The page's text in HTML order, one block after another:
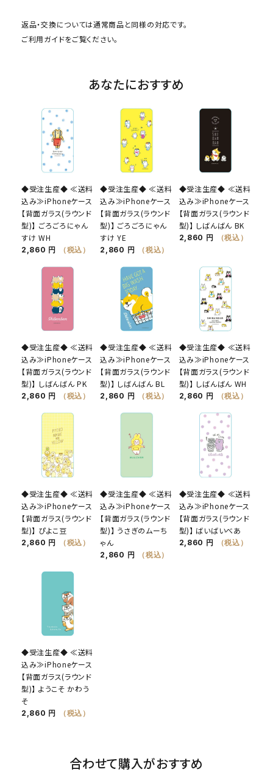
返品・交換については通常商品と同様の対応です。
ご利用ガイドをご覧ください。
あなたにおすすめ
◆受注生産◆ ≪送料
込み≫iPhoneケース
【背面ガラス(ラウンド
型)】 ごろごろにゃん
すけ WH
2,860 円 （税込）
◆受注生産◆ ≪送料
込み≫iPhoneケース
【背面ガラス(ラウンド
型)】 ごろごろにゃん
すけ YE
2,860 円 （税込）
◆受注生産◆ ≪送料
込み≫iPhoneケース
【背面ガラス(ラウンド
型)】 しばんばん BK
2,860 円 （税込）
◆受注生産◆ ≪送料
込み≫iPhoneケース
【背面ガラス(ラウンド
型)】 しばんばん PK
2,860 円 （税込）
◆受注生産◆ ≪送料
込み≫iPhoneケース
【背面ガラス(ラウンド
型)】 しばんばん BL
2,860 円 （税込）
◆受注生産◆ ≪送料
込み≫iPhoneケース
【背面ガラス(ラウンド
型)】 しばんばん WH
2,860 円 （税込）
◆受注生産◆ ≪送料
込み≫iPhoneケース
【背面ガラス(ラウンド
型)】 ぴよこ豆
2,860 円 （税込）
◆受注生産◆ ≪送料
込み≫iPhoneケース
【背面ガラス(ラウンド
型)】 うさぎのムーち
ゃん
2,860 円 （税込）
◆受注生産◆ ≪送料
込み≫iPhoneケース
【背面ガラス(ラウンド
型)】 ばいばいべあ
2,860 円 （税込）
◆受注生産◆ ≪送料
込み≫iPhoneケース
【背面ガラス(ラウンド
型)】 ようこそ かわう
そ
2,860 円 （税込）
合わせて購入がおすすめ